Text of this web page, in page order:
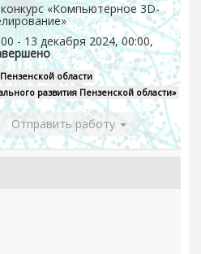
«Компьютерное 3D-
- 13 декабря 2024, 00:00,
области
развития Пензенской области»
Отправить работу